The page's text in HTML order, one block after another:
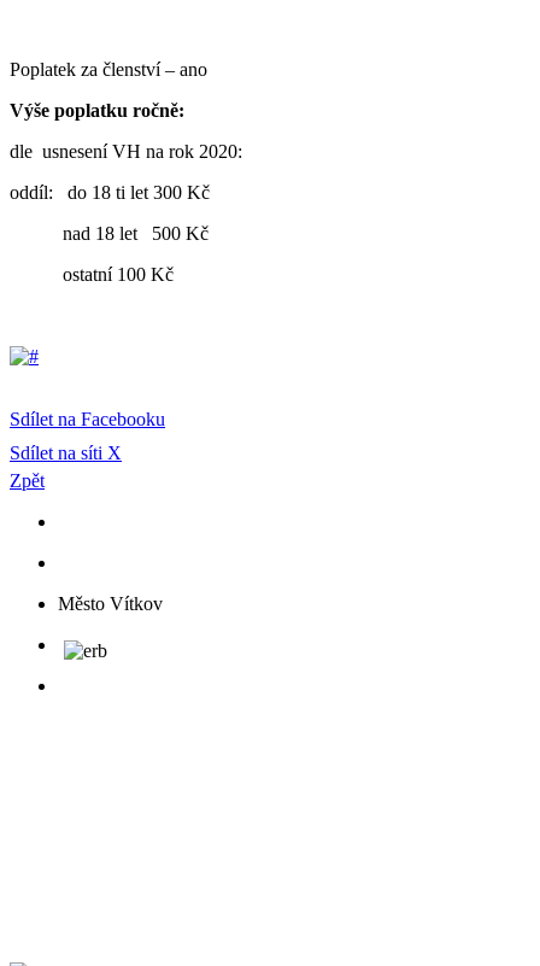
Poplatek za členství – ano
Výše poplatku ročně:
dle usnesení VH na rok 2020:
oddíl: do 18 ti let 300 Kč
nad 18 let 500 Kč
ostatní 100 Kč
Sdílet na Facebooku
Sdílet na síti X
Zpět
Město Vítkov